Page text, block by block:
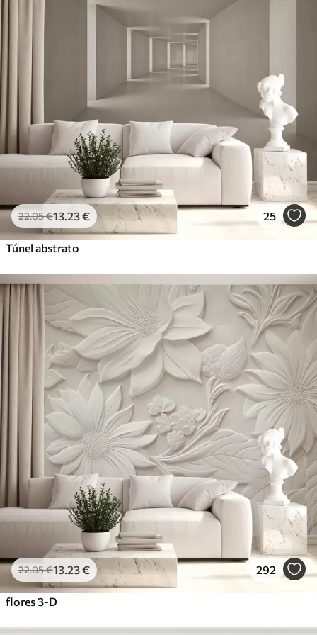
22.05€13.23€ 25
Túnel abstrato
22.05€13.23€ 292
flores 3-D